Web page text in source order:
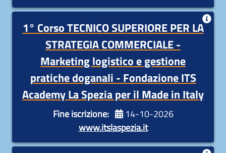
1° Corso TECNICO SUPERIORE PER LA
STRATEGIA COMMERCIALE -
Marketing logistico e gestione
pratiche doganali - Fondazione ITS
Academy La Spezia per il Made in Italy
Fine iscrizione:
14-10-2026
www.itslaspezia.it
1° Corso TECNICO SUPERIORE PER LA
STRATEGIA COMMERCIALE - Marketing logistico
e gestione pratiche doganali
Fondazione ITS Academy La Spezia per il Made
in Italy
Durata:1200 ore di attività didattiche, teoriche e
di laboratorio e 800 ore di attività di stage in